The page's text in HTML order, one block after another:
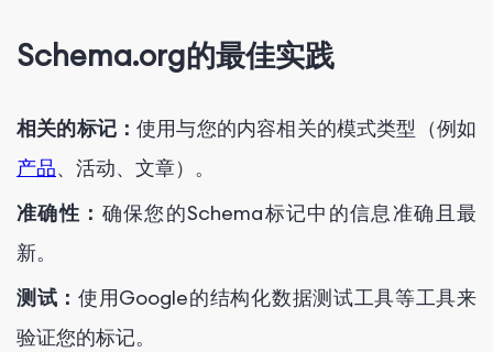
Schema.org的最佳实践
相关的标记：使用与您的内容相关的模式类型（例如
产品、活动、文章）。
准确性： 确保您的Schema标记中的信息准确且最
新。
测试：使用Google的结构化数据测试工具等工具来
验证您的标记。